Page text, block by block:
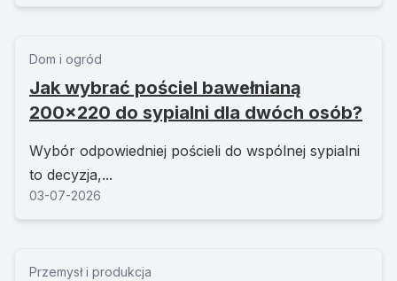
Dom i ogród
Jak wybrać pościel bawełnianą
200x220 do sypialni dla dwóch osób?
Wybór odpowiedniej pościeli do wspólnej sypialni
to decyzja,...
03-07-2026
Przemysł i produkcja